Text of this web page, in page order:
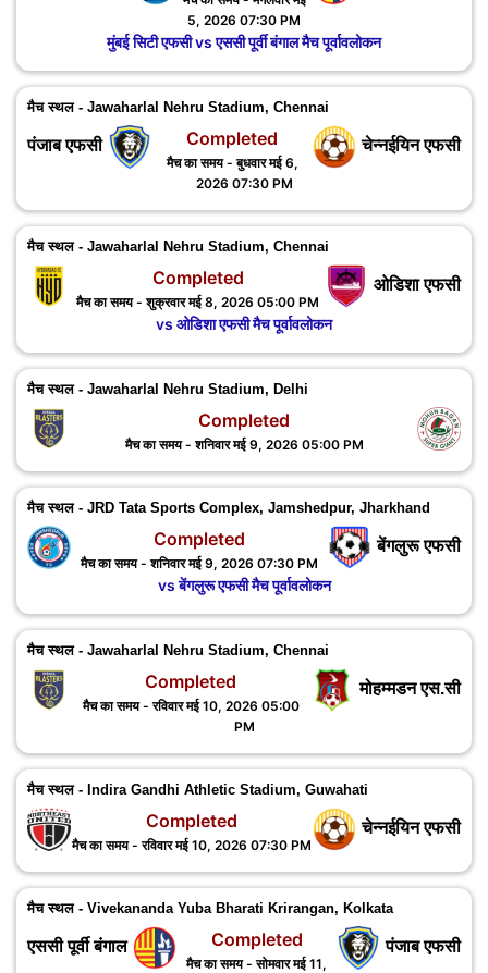
5, 2026 07:30 PM
मुंबई सिटी एफसी vs एससी पूर्वी बंगाल मैच पूर्वावलोकन
मैच स्थल - Jawaharlal Nehru Stadium, Chennai
पंजाब एफसी चेन्नईयिन एफसी
Completed
मैच का समय - बुधवार मई 6,
2026 07:30 PM
मैच स्थल - Jawaharlal Nehru Stadium, Chennai
ओडिशा एफसी
Completed
मैच का समय - शुक्रवार मई 8, 2026 05:00 PM
vs ओडिशा एफसी मैच पूर्वावलोकन
मैच स्थल - Jawaharlal Nehru Stadium, Delhi
Completed
मैच का समय - शनिवार मई 9, 2026 05:00 PM
मैच स्थल - JRD Tata Sports Complex, Jamshedpur, ‎Jharkhand
बेंगलुरू एफसी
Completed
मैच का समय - शनिवार मई 9, 2026 07:30 PM
vs बेंगलुरू एफसी मैच पूर्वावलोकन
मैच स्थल - Jawaharlal Nehru Stadium, Chennai
मोहम्मडन एस.सी
Completed
मैच का समय - रविवार मई 10, 2026 05:00
PM
मैच स्थल - Indira Gandhi Athletic Stadium, Guwahati
चेन्नईयिन एफसी
Completed
मैच का समय - रविवार मई 10, 2026 07:30 PM
मैच स्थल - Vivekananda Yuba Bharati Krirangan, Kolkata
एससी पूर्वी बंगाल पंजाब एफसी
Completed
मैच का समय - सोमवार मई 11,